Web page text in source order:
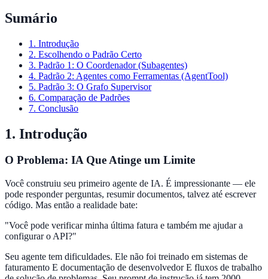
Sumário
1. Introdução
2. Escolhendo o Padrão Certo
3. Padrão 1: O Coordenador (Subagentes)
4. Padrão 2: Agentes como Ferramentas (AgentTool)
5. Padrão 3: O Grafo Supervisor
6. Comparação de Padrões
7. Conclusão
1. Introdução
O Problema: IA Que Atinge um Limite
Você construiu seu primeiro agente de IA. É impressionante — ele
pode responder perguntas, resumir documentos, talvez até escrever
código. Mas então a realidade bate:
"Você pode verificar minha última fatura e também me ajudar a
configurar o API?"
Seu agente tem dificuldades. Ele não foi treinado em sistemas de
faturamento E documentação de desenvolvedor E fluxos de trabalho